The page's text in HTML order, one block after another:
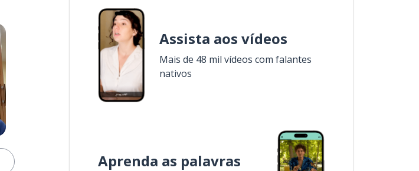
Assista aos vídeos
Mais de 48 mil vídeos com falantes
nativos
Aprenda as palavras